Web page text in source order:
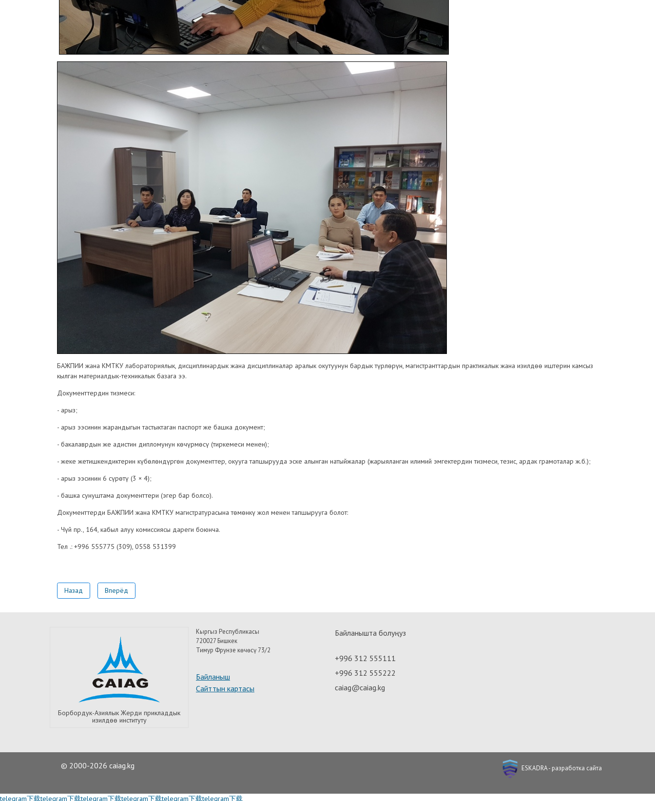
БАЖПИИ жана КМТКУ лабораториялык, дисциплинардык жана дисциплиналар аралык окутуунун бардык түрлөрүн, магистранттардын практикалык жана изилдөө иштерин камсыз
кылган материалдык-техникалык базага ээ.
Документтердин тизмеси:
- арыз;
- арыз ээсинин жарандыгын тастыктаган паспорт же башка документ;
- бакалаврдын же адистин дипломунун көчүрмөсү (тиркемеси менен);
- жеке жетишкендиктерин күбөлөндүргөн документтер, окууга тапшырууда эске алынган натыйжалар (жарыяланган илимий эмгектердин тизмеси, тезис, ардак грамоталар ж.б.);
- арыз ээсинин 6 сүрөтү (3 × 4);
- башка сунуштама документтери (эгер бар болсо).
Документтерди БАЖПИИ жана КМТКУ магистратурасына төмөнкү жол менен тапшырууга болот:
- Чүй пр., 164, кабыл алуу комиссиясы дареги боюнча.
Тел .: +996 555775 (309), 0558 531399
Назад Вперёд
Борбордук-Азиялык Жерди прикладдык
изилдѳѳ институту
Кыргыз Республикасы
720027 Бишкек
Тимур Фрунзе көчөсү 73/2
Байланыш
Сайттын картасы
Байланышта болуңуз
+996 312 555111
+996 312 555222
caiag@caiag.kg
ESKADRA - разработка сайта
© 2000-2026 caiag.kg
telegram下载telegram下载telegram下载telegram下载telegram下载telegram下载